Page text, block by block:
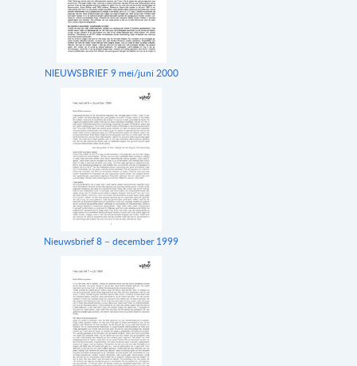
NIEUWSBRIEF 9 mei/juni 2000
Nieuwsbrief 8 – december 1999